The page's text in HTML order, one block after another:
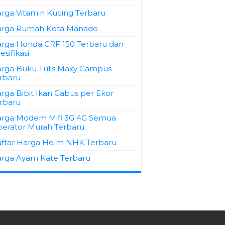
Vitamin Kucing Terbaru
Rumah Kota Manado
Honda CRF 150 Terbaru dan
Buku Tulis Maxy Campus
Bibit Ikan Gabus per Ekor
Modem Mifi 3G 4G Semua
Murah Terbaru
Harga Helm NHK Terbaru
Ayam Kate Terbaru